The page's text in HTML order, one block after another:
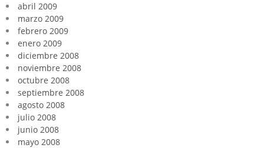
abril 2009
marzo 2009
febrero 2009
enero 2009
diciembre 2008
noviembre 2008
octubre 2008
septiembre 2008
agosto 2008
julio 2008
junio 2008
mayo 2008